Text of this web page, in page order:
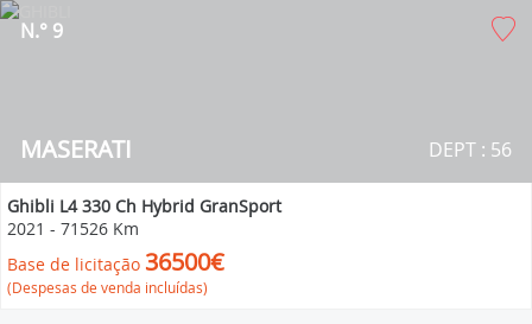
MASERATI
N.° 9
DEPT : 56
Ghibli L4 330 Ch Hybrid GranSport
2021 - 71526 Km
Base de licitação 36500€
(Despesas de venda incluídas)